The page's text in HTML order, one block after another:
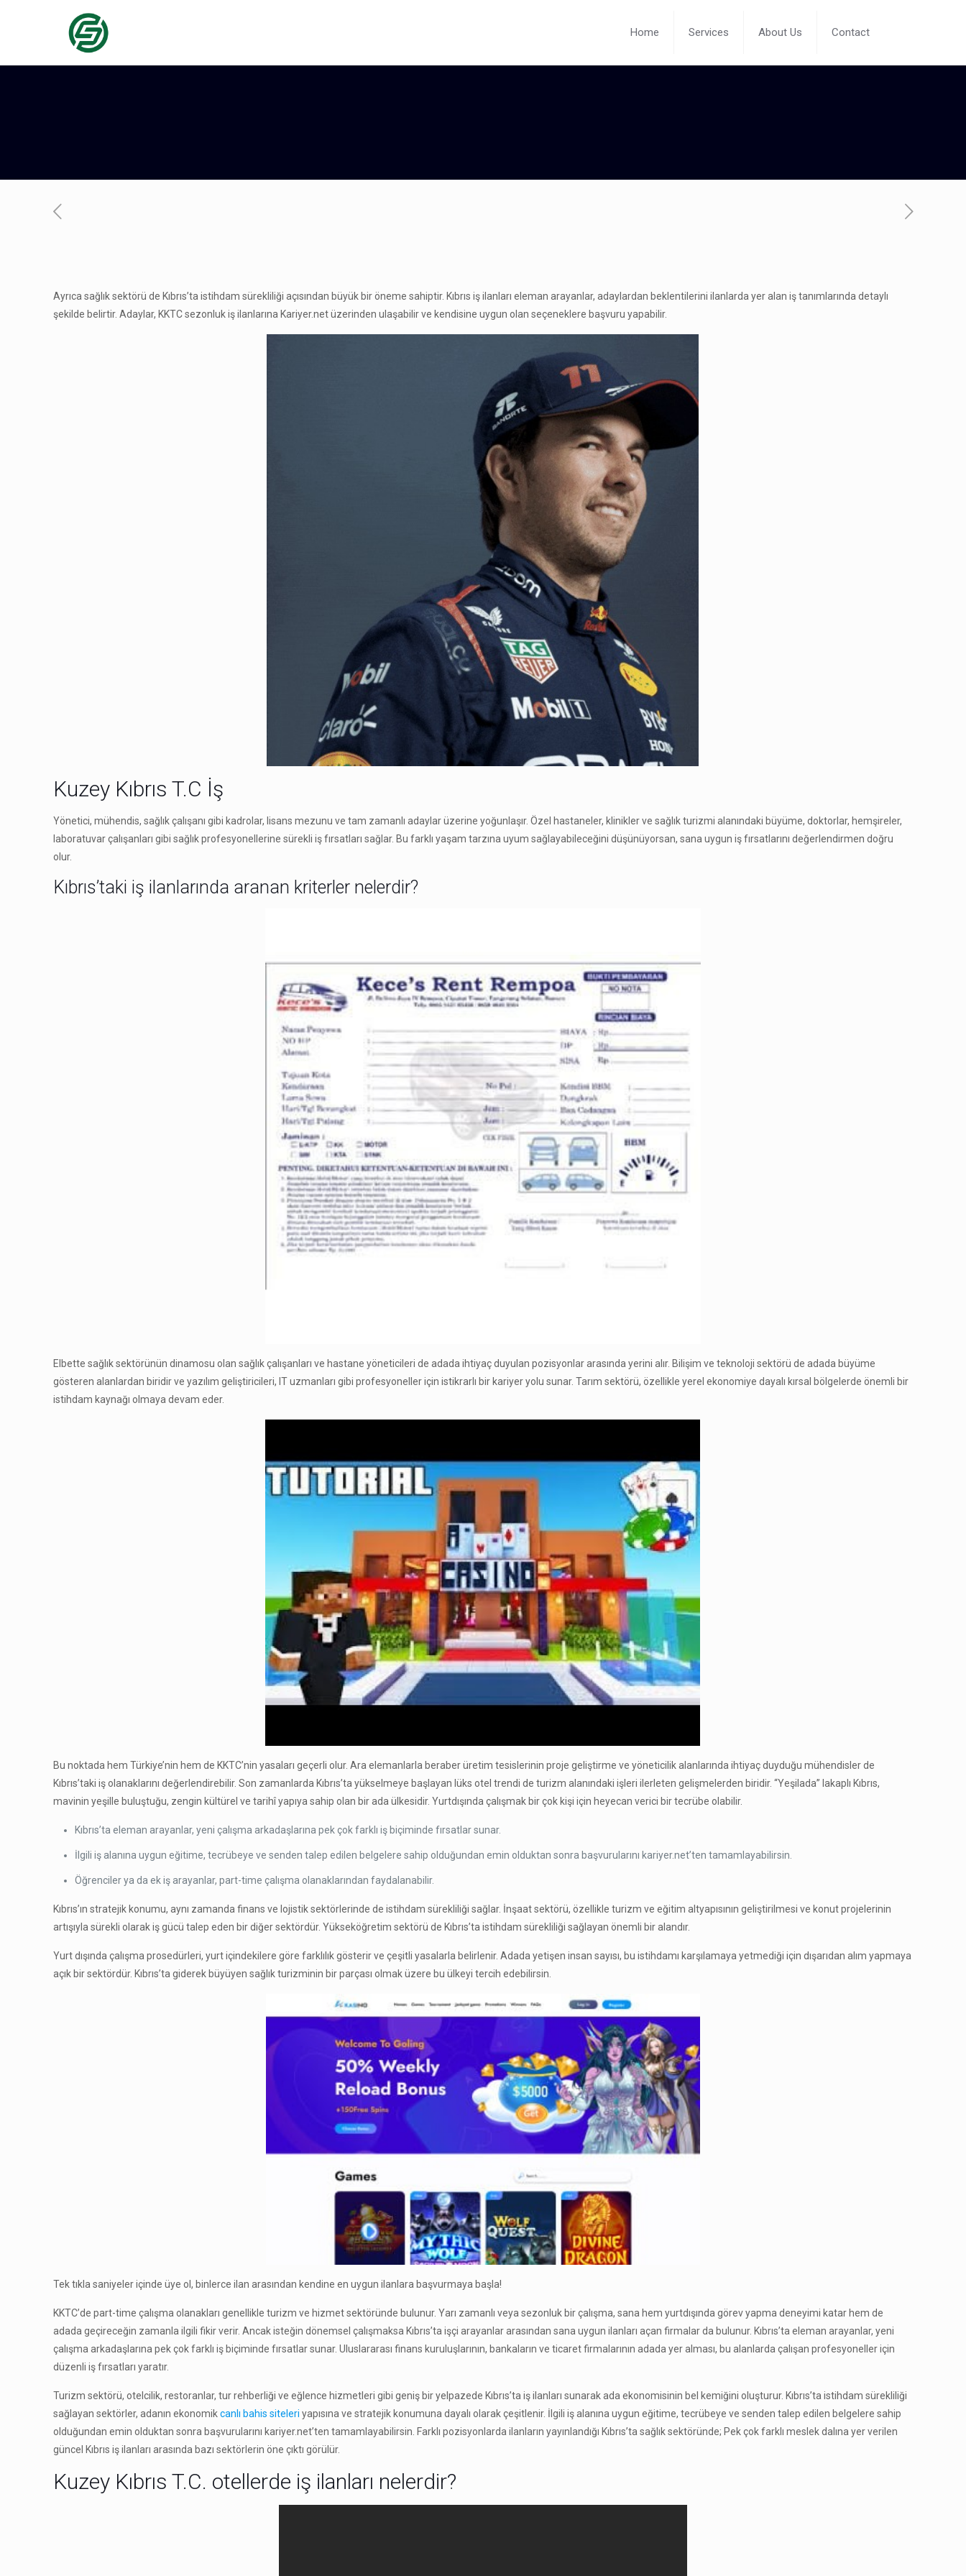
Home Services About Us Contact
Ayrıca sağlık sektörü de Kıbrıs’ta istihdam sürekliliği açısından büyük bir öneme sahiptir. Kıbrıs iş ilanları eleman arayanlar, adaylardan beklentilerini ilanlarda yer alan iş tanımlarında detaylı
şekilde belirtir. Adaylar, KKTC sezonluk iş ilanlarına Kariyer.net üzerinden ulaşabilir ve kendisine uygun olan seçeneklere başvuru yapabilir.
Kuzey Kıbrıs T.C İş
Yönetici, mühendis, sağlık çalışanı gibi kadrolar, lisans mezunu ve tam zamanlı adaylar üzerine yoğunlaşır. Özel hastaneler, klinikler ve sağlık turizmi alanındaki büyüme, doktorlar, hemşireler,
laboratuvar çalışanları gibi sağlık profesyonellerine sürekli iş fırsatları sağlar. Bu farklı yaşam tarzına uyum sağlayabileceğini düşünüyorsan, sana uygun iş fırsatlarını değerlendirmen doğru
olur.
Kıbrıs’taki iş ilanlarında aranan kriterler nelerdir?
Elbette sağlık sektörünün dinamosu olan sağlık çalışanları ve hastane yöneticileri de adada ihtiyaç duyulan pozisyonlar arasında yerini alır. Bilişim ve teknoloji sektörü de adada büyüme
gösteren alanlardan biridir ve yazılım geliştiricileri, IT uzmanları gibi profesyoneller için istikrarlı bir kariyer yolu sunar. Tarım sektörü, özellikle yerel ekonomiye dayalı kırsal bölgelerde önemli bir
istihdam kaynağı olmaya devam eder.
Bu noktada hem Türkiye’nin hem de KKTC’nin yasaları geçerli olur. Ara elemanlarla beraber üretim tesislerinin proje geliştirme ve yöneticilik alanlarında ihtiyaç duyduğu mühendisler de
Kıbrıs’taki iş olanaklarını değerlendirebilir. Son zamanlarda Kıbrıs’ta yükselmeye başlayan lüks otel trendi de turizm alanındaki işleri ilerleten gelişmelerden biridir. “Yeşilada” lakaplı Kıbrıs,
mavinin yeşille buluştuğu, zengin kültürel ve tarihî yapıya sahip olan bir ada ülkesidir. Yurtdışında çalışmak bir çok kişi için heyecan verici bir tecrübe olabilir.
Kıbrıs’ta eleman arayanlar, yeni çalışma arkadaşlarına pek çok farklı iş biçiminde fırsatlar sunar.
İlgili iş alanına uygun eğitime, tecrübeye ve senden talep edilen belgelere sahip olduğundan emin olduktan sonra başvurularını kariyer.net’ten tamamlayabilirsin.
Öğrenciler ya da ek iş arayanlar, part-time çalışma olanaklarından faydalanabilir.
Kıbrıs’ın stratejik konumu, aynı zamanda finans ve lojistik sektörlerinde de istihdam sürekliliği sağlar. İnşaat sektörü, özellikle turizm ve eğitim altyapısının geliştirilmesi ve konut projelerinin
artışıyla sürekli olarak iş gücü talep eden bir diğer sektördür. Yükseköğretim sektörü de Kıbrıs’ta istihdam sürekliliği sağlayan önemli bir alandır.
Yurt dışında çalışma prosedürleri, yurt içindekilere göre farklılık gösterir ve çeşitli yasalarla belirlenir. Adada yetişen insan sayısı, bu istihdamı karşılamaya yetmediği için dışarıdan alım yapmaya
açık bir sektördür. Kıbrıs’ta giderek büyüyen sağlık turizminin bir parçası olmak üzere bu ülkeyi tercih edebilirsin.
Tek tıkla saniyeler içinde üye ol, binlerce ilan arasından kendine en uygun ilanlara başvurmaya başla!
KKTC’de part-time çalışma olanakları genellikle turizm ve hizmet sektöründe bulunur. Yarı zamanlı veya sezonluk bir çalışma, sana hem yurtdışında görev yapma deneyimi katar hem de
adada geçireceğin zamanla ilgili fikir verir. Ancak isteğin dönemsel çalışmaksa Kıbrıs’ta işçi arayanlar arasından sana uygun ilanları açan firmalar da bulunur. Kıbrıs’ta eleman arayanlar, yeni
çalışma arkadaşlarına pek çok farklı iş biçiminde fırsatlar sunar. Uluslararası finans kuruluşlarının, bankaların ve ticaret firmalarının adada yer alması, bu alanlarda çalışan profesyoneller için
düzenli iş fırsatları yaratır.
Turizm sektörü, otelcilik, restoranlar, tur rehberliği ve eğlence hizmetleri gibi geniş bir yelpazede Kıbrıs’ta iş ilanları sunarak ada ekonomisinin bel kemiğini oluşturur. Kıbrıs’ta istihdam sürekliliği
sağlayan sektörler, adanın ekonomikcanlı bahis siteleri yapısına ve stratejik konumuna dayalı olarak çeşitlenir. İlgili iş alanına uygun eğitime, tecrübeye ve senden talep edilen belgelere sahip
olduğundan emin olduktan sonra başvurularını kariyer.net’ten tamamlayabilirsin. Farklı pozisyonlarda ilanların yayınlandığı Kıbrıs’ta sağlık sektöründe; Pek çok farklı meslek dalına yer verilen
güncel Kıbrıs iş ilanları arasında bazı sektörlerin öne çıktı görülür.
Kuzey Kıbrıs T.C. otellerde iş ilanları nelerdir?